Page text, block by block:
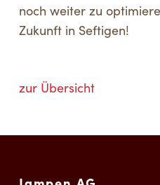
noch weiter zu
Zukunft in Seftigen!
zur Übersicht